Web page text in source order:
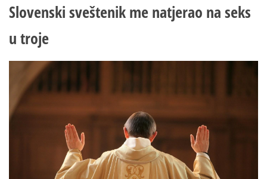
Slovenski sveštenik me natjerao na seks
u troje